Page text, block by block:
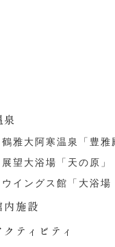
泉
鶴雅大阿寒温泉「豊雅
展望大浴場「天の原」
ウイングス館「大浴場
内施設
クティビティ